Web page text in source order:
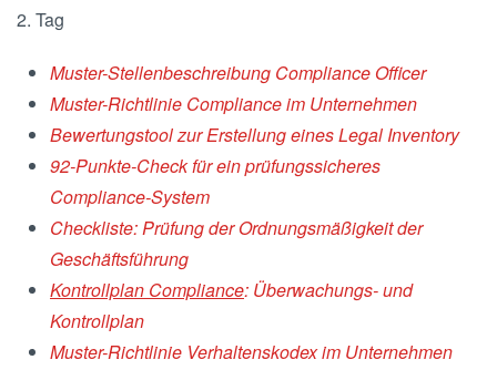
2. Tag
Muster-Stellenbeschreibung Compliance Officer
Muster-Richtlinie Compliance im Unternehmen
Bewertungstool zur Erstellung eines Legal Inventory
92-Punkte-Check für ein prüfungssicheres
Compliance-System
Checkliste: Prüfung der Ordnungsmäßigkeit der
Geschäftsführung
Kontrollplan Compliance: Überwachungs- und
Kontrollplan
Muster-Richtlinie Verhaltenskodex im Unternehmen